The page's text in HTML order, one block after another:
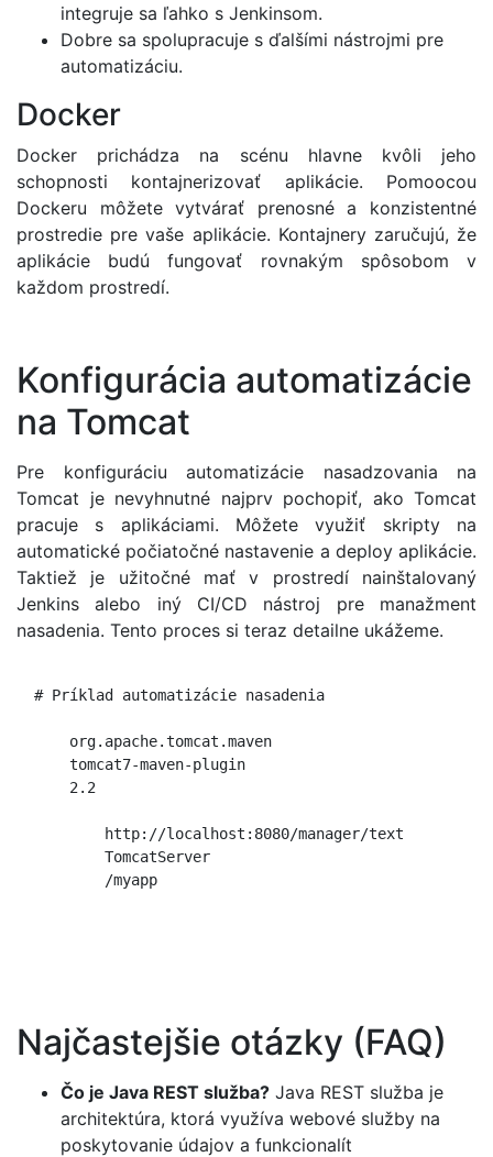
integruje sa ľahko s Jenkinsom.
Dobre sa spolupracuje s ďalšími nástrojmi pre
automatizáciu.
Docker
Docker prichádza na scénu hlavne kvôli jeho
schopnosti kontajnerizovať aplikácie. Pomoocou
Dockeru môžete vytvárať prenosné a konzistentné
prostredie pre vaše aplikácie. Kontajnery zaručujú, že
aplikácie budú fungovať rovnakým spôsobom v
každom prostredí.
Konfigurácia automatizácie
na Tomcat
Pre konfiguráciu automatizácie nasadzovania na
Tomcat je nevyhnutné najprv pochopiť, ako Tomcat
pracuje s aplikáciami. Môžete využiť skripty na
automatické počiatočné nastavenie a deploy aplikácie.
Taktiež je užitočné mať v prostredí nainštalovaný
Jenkins alebo iný CI/CD nástroj pre manažment
nasadenia. Tento proces si teraz detailne ukážeme.
  # Príklad automatizácie nasadenia
org.apache.tomcat.maven
tomcat7-maven-plugin
2.2
http://localhost:8080/manager/text
TomcatServer
/myapp
Najčastejšie otázky (FAQ)
Čo je Java REST služba? Java REST služba je
architektúra, ktorá využíva webové služby na
poskytovanie údajov a funkcionalít